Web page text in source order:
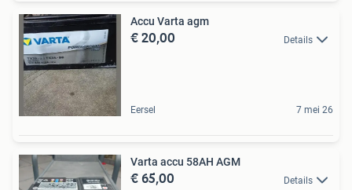
Accu Varta agm
€ 20,00 Details
Eersel 7 mei 26
Varta accu 58AH AGM
€ 65,00 Details